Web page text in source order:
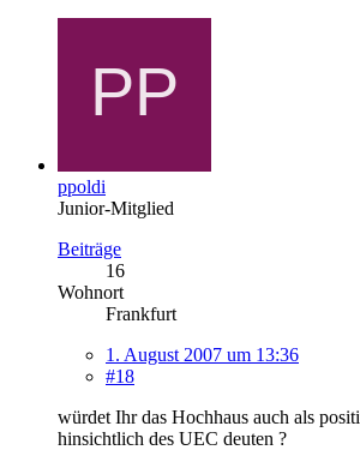
ppoldi
Junior-Mitglied
Beiträge
16
Wohnort
Frankfurt
1. August 2007 um 13:36
#18
würdet Ihr das Hochhaus auch als
hinsichtlich des UEC deuten ?